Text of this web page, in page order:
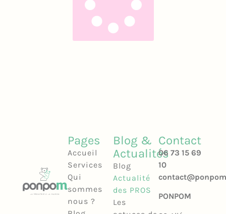
Pages
Accueil
Services
Qui
sommes
nous ?
Blog &
Actualités
Blog
Actualité
des PROS
Les
Contact
06 73 15 69
10
PONPOM